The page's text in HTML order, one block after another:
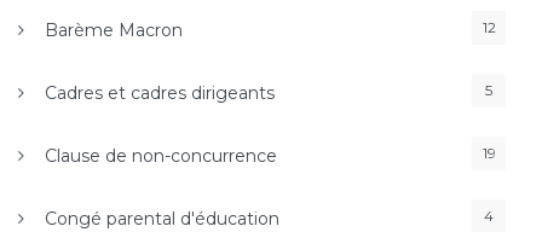
Barème Macron 12
Cadres et cadres dirigeants 5
Clause de non-concurrence 19
Congé parental d'éducation 4